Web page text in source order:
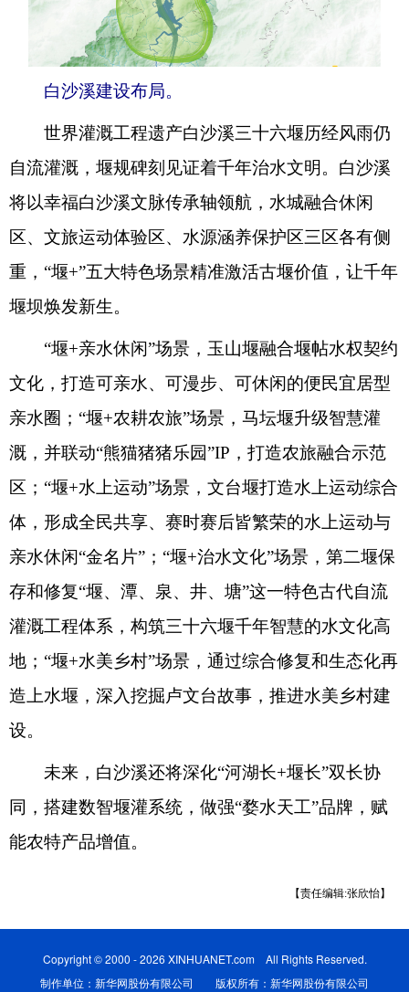
白沙溪建设布局。
世界灌溉工程遗产白沙溪三十六堰历经风雨仍
自流灌溉，堰规碑刻见证着千年治水文明。白沙溪
将以幸福白沙溪文脉传承轴领航，水城融合休闲
区、文旅运动体验区、水源涵养保护区三区各有侧
重，“堰+”五大特色场景精准激活古堰价值，让千年
堰坝焕发新生。
“堰+亲水休闲”场景，玉山堰融合堰帖水权契约
文化，打造可亲水、可漫步、可休闲的便民宜居型
亲水圈；“堰+农耕农旅”场景，马坛堰升级智慧灌
溉，并联动“熊猫猪猪乐园”IP，打造农旅融合示范
区；“堰+水上运动”场景，文台堰打造水上运动综合
体，形成全民共享、赛时赛后皆繁荣的水上运动与
亲水休闲“金名片”；“堰+治水文化”场景，第二堰保
存和修复“堰、潭、泉、井、塘”这一特色古代自流
灌溉工程体系，构筑三十六堰千年智慧的水文化高
地；“堰+水美乡村”场景，通过综合修复和生态化再
造上水堰，深入挖掘卢文台故事，推进水美乡村建
设。
未来，白沙溪还将深化“河湖长+堰长”双长协
同，搭建数智堰灌系统，做强“婺水天工”品牌，赋
能农特产品增值。
【责任编辑:张欣怡】
Copyright © 2000 - 2026 XINHUANET.com All Rights Reserved.
制作单位：新华网股份有限公司 版权所有：新华网股份有限公司